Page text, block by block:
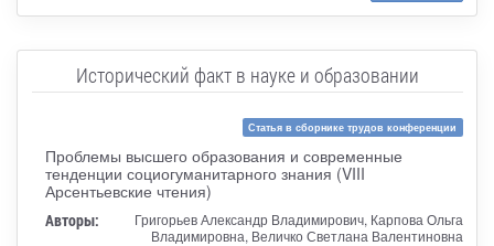
Исторический факт в науке и образовании
Статья в сборнике трудов конференции
Проблемы высшего образования и современные
тенденции социогуманитарного знания (VIII
Арсентьевские чтения)
Авторы:
Григорьев Александр Владимирович, Карпова Ольга
Владимировна, Величко Светлана Валентиновна